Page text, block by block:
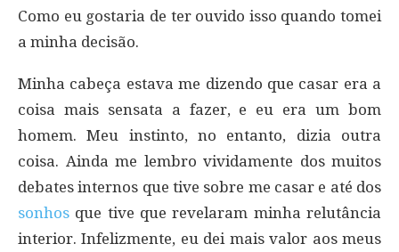
Como eu gostaria de ter ouvido isso quando tomei
a minha decisão.
Minha cabeça estava me dizendo que casar era a
coisa mais sensata a fazer, e eu era um bom
homem. Meu instinto, no entanto, dizia outra
coisa. Ainda me lembro vividamente dos muitos
debates internos que tive sobre me casar e até dos
sonhos que tive que revelaram minha relutância
interior. Infelizmente, eu dei mais valor aos meus